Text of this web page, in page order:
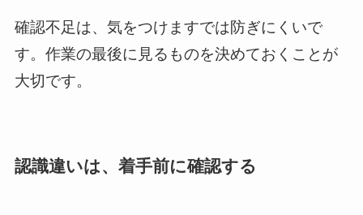
確認不足は、気をつけますでは防ぎにくいで
す。作業の最後に見るものを決めておくことが
大切です。
認識違いは、着手前に確認する